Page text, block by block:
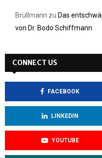
Brüllmann zu Das
von Dr. Bodo Schiffmann
CONNECT US
FACEBOOK
LINKEDIN
YOUTUBE